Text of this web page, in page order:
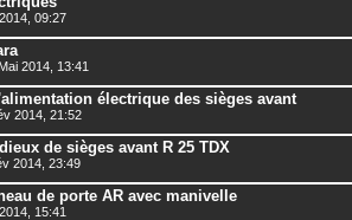
09:27
2014, 13:41
électrique des sièges avant
2014, 21:52
de sièges avant R 25 TDX
2014, 23:49
de porte AR avec manivelle
15:41